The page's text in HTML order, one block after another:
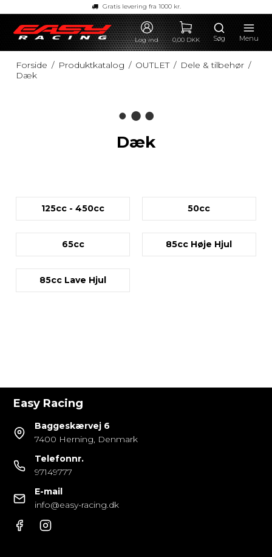
Gratis levering fra 1000 kr.
Log ind 0,00 DKK Søg Menu
Forside / Produktkatalog / OUTLET / Dele & tilbehør /
Dæk
Dæk
125cc - 450cc 50cc
65cc 85cc Høje Hjul
85cc Lave Hjul
Easy Racing
Baggeskærvej 6
7400 Herning, Denmark
Telefonnr.
97149777
E-mail
info@easy-racing.dk